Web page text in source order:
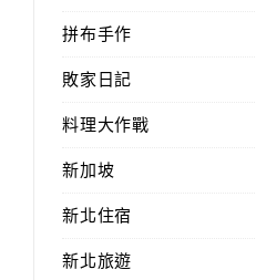
拼布手作
敗家日記
料理大作戰
新加坡
新北住宿
新北旅遊